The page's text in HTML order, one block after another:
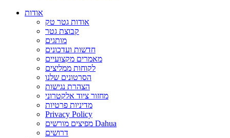
אודות
אודות גטר טק
קבוצת גטר
מותגים
חדשות ועדכונים
מאמרים מקצועיים
לקוחות ממליצים
הסרטונים שלנו
הצהרת נגישות
מחזור ציוד אלקטרוני
מדיניות פרטיות
Privacy Policy
מפיצים מורשים Dahua
דרושים